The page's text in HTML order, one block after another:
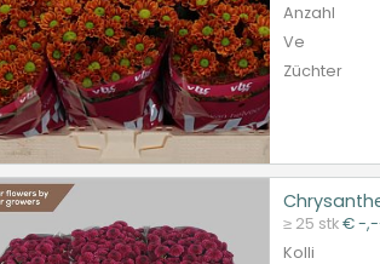
Anzahl
Ve
Züchter
≥ 25 stk€ -
Kolli
Chrysanthemum (indicum Grp) Traube
U moet ingelogd zijn om te kunnen